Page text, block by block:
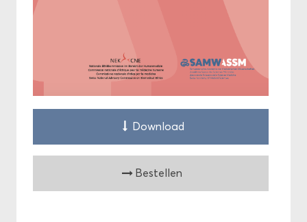
Down­load
Be­stel­len